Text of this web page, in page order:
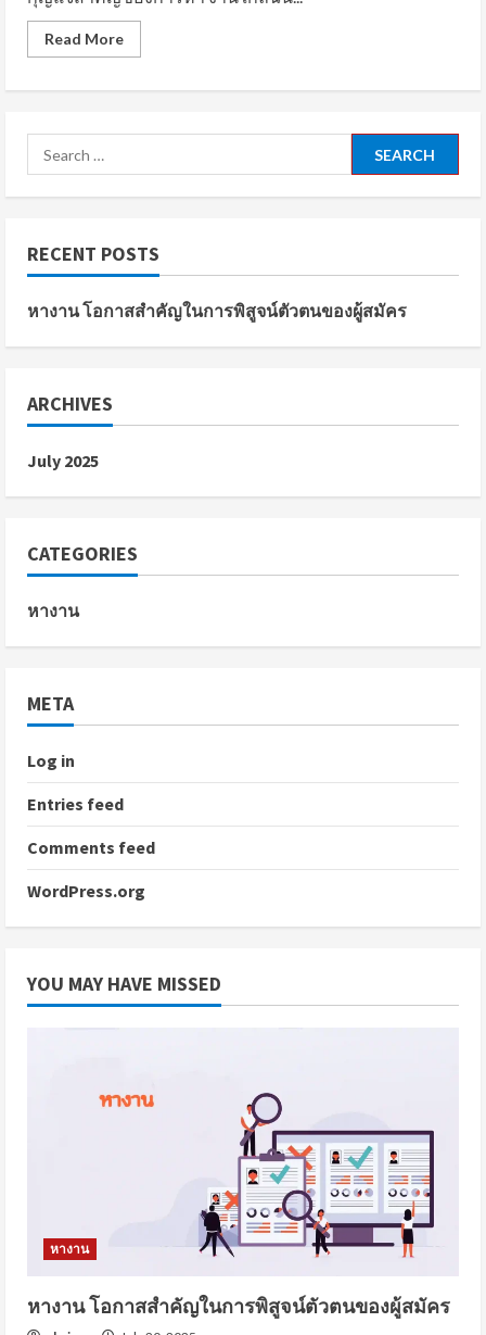
Read MoreRead
more
พิสูจน์
สมัคร
Search
for:
RECENT POSTS
หางาน โอกาสสำคัญในการพิสูจน์ตัวตนของผู้สมัคร
ARCHIVES
July 2025
CATEGORIES
หางาน
META
Log in
Entries feed
Comments feed
WordPress.org
YOU MAY HAVE MISSED
หางาน
หางาน โอกาสสำคัญในการพิสูจน์ตัวตนของผู้สมัคร